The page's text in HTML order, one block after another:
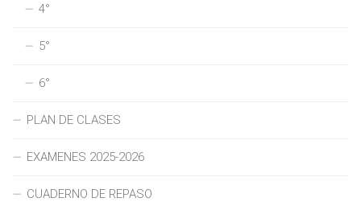
4°
5°
6°
PLAN DE CLASES
EXAMENES 2025-2026
CUADERNO DE REPASO